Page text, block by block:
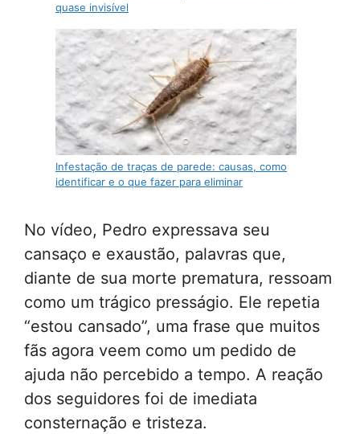
quase invisível
Infestação de traças de parede: causas, como
identificar e o que fazer para eliminar
No vídeo, Pedro expressava seu
cansaço e exaustão, palavras que,
diante de sua morte prematura, ressoam
como um trágico presságio. Ele repetia
“estou cansado”, uma frase que muitos
fãs agora veem como um pedido de
ajuda não percebido a tempo. A reação
dos seguidores foi de imediata
consternação e tristeza.